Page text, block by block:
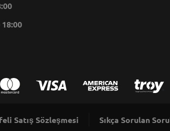
Satış Sözleşmesi Sıkça Sorulan